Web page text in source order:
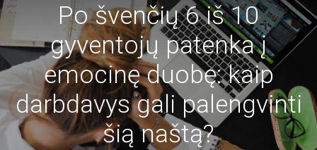
Po švenčių 6 iš 10
gyventojų patenka į
emocinę duobę: kaip
darbdavys gali palengvinti
šią naštą?